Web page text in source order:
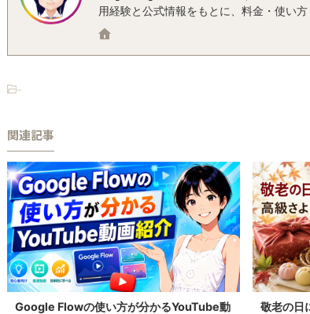
用経験と公式情報をもとに、料金・使い
-
関連記事
Google Flowの使い方が分かるYouTube動
敬老の日